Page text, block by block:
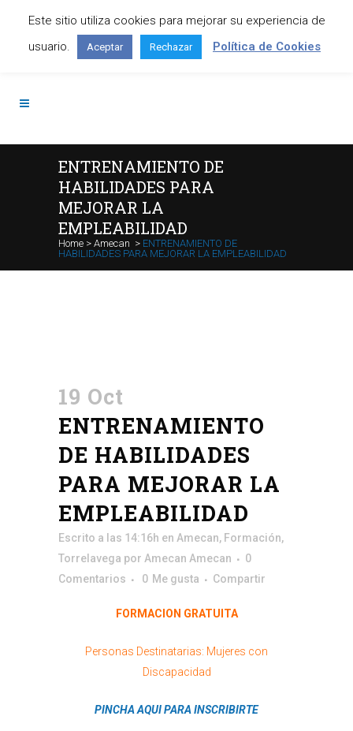
Contáctanos: +34 645 295 966
ENTRENAMIENTO DE
HABILIDADES PARA
MEJORAR LA
EMPLEABILIDAD
Home > Amecan > ENTRENAMIENTO DE
HABILIDADES PARA MEJORAR LA EMPLEABILIDAD
19 Oct
ENTRENAMIENTO
DE HABILIDADES
PARA MEJORAR LA
EMPLEABILIDAD
Escrito a las 14:16h en Amecan, Formación,
Torrelavega por Amecan Amecan
0
Comentarios
0 Me gusta Compartir
FORMACION GRATUITA
Personas Destinatarias: Mujeres con
Discapacidad
PINCHA AQUI PARA INSCRIBIRTE
Este sitio utiliza cookies para mejorar su experiencia de
usuario.
Aceptar Rechazar Política de Cookies